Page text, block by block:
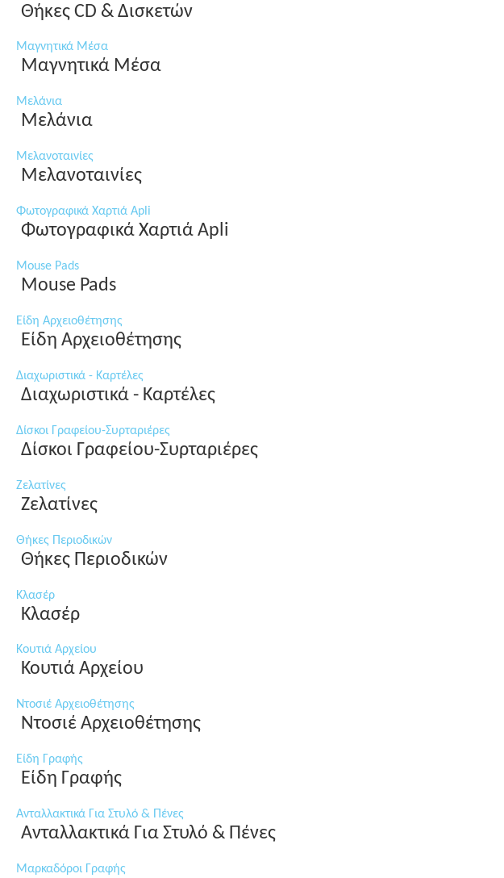
Θήκες CD & Δισκετών
Μαγνητικά Μέσα
Μαγνητικά Μέσα
Μελάνια
Μελάνια
Μελανοταινίες
Μελανοταινίες
Φωτογραφικά Χαρτιά Apli
Φωτογραφικά Χαρτιά Apli
Mouse Pads
Mouse Pads
Είδη Αρχειοθέτησης
Είδη Αρχειοθέτησης
Διαχωριστικά - Καρτέλες
Διαχωριστικά - Καρτέλες
Δίσκοι Γραφείου-Συρταριέρες
Δίσκοι Γραφείου-Συρταριέρες
Ζελατίνες
Ζελατίνες
Θήκες Περιοδικών
Θήκες Περιοδικών
Κλασέρ
Κλασέρ
Κουτιά Αρχείου
Κουτιά Αρχείου
Ντοσιέ Αρχειοθέτησης
Ντοσιέ Αρχειοθέτησης
Είδη Γραφής
Είδη Γραφής
Ανταλλακτικά Για Στυλό & Πένες
Ανταλλακτικά Για Στυλό & Πένες
Μαρκαδόροι Γραφής